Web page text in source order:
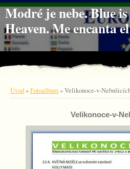
Jdi na obsah
Jdi na menu
Modré je nebe. Blue
Heaven. Me encanta
Úvod»Fotoalbum»Velikonoce-v-
Velikonoce-v-